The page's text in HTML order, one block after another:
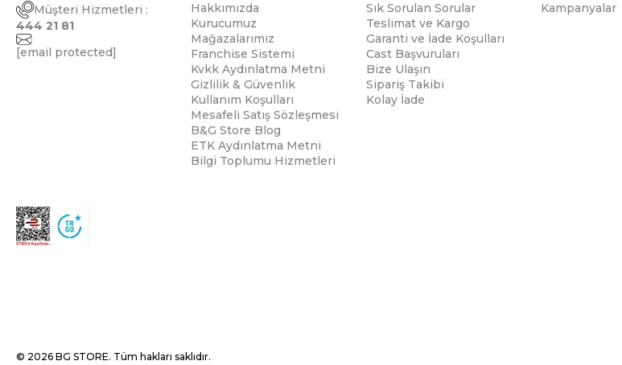
Müşteri Hizmetleri :
444 21 81
[email protected]
Hakkımızda
Kurucumuz
Mağazalarımız
Franchise Sistemi
Kvkk Aydınlatma Metni
Gizlilik & Güvenlik
Kullanım Koşulları
Mesafeli Satış Sözleşmesi
B&G Store Blog
ETK Aydınlatma Metni
Bilgi Toplumu Hizmetleri
Sık Sorulan Sorular
Teslimat ve Kargo
Garanti ve İade Koşulları
Cast Başvuruları
Bize Ulaşın
Sipariş Takibi
Kolay İade
Kampanyalar
© 2026 BG STORE. Tüm hakları saklıdır.